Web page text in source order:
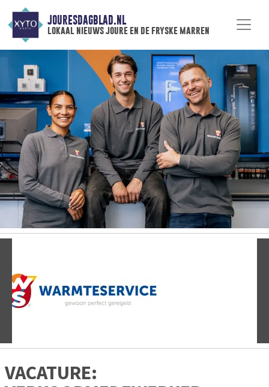
JOURESDAGBLAD.NL
lokaal nieuws joure en de fryske marren
Vorige
VACATURE: